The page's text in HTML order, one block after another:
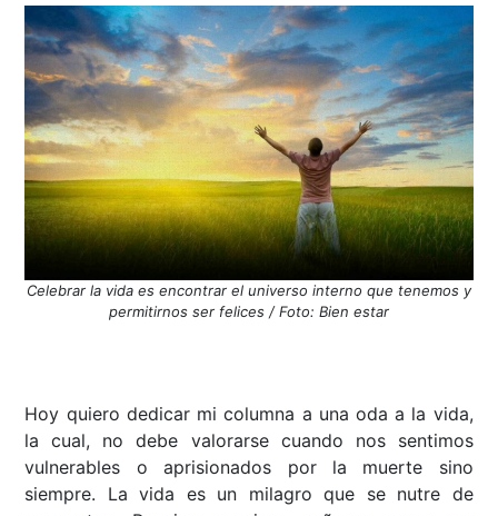
Celebrar la vida es encontrar el universo interno que tenemos y
permitirnos ser felices / Foto: Bien estar
Hoy quiero dedicar mi columna a una oda a la vida,
la cual, no debe valorarse cuando nos sentimos
vulnerables o aprisionados por la muerte sino
siempre. La vida es un milagro que se nutre de